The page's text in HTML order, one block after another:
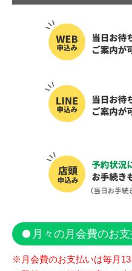
月々の月会費のお
※月会費のお支払いは毎月